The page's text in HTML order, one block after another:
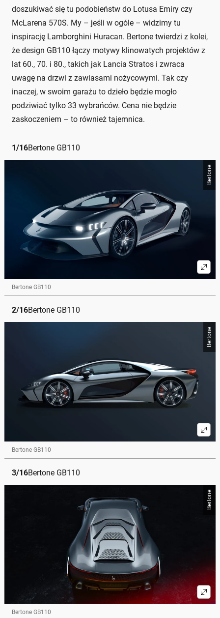
doszukiwać się tu podobieństw do Lotusa Emiry czy
McLarena 570S. My – jeśli w ogóle – widzimy tu
inspirację Lamborghini Huracan. Bertone twierdzi z kolei,
że design GB110 łączy motywy klinowatych projektów z
lat 60., 70. i 80., takich jak Lancia Stratos i zwraca
uwagę na drzwi z zawiasami nożycowymi. Tak czy
inaczej, w swoim garażu to dzieło będzie mogło
podziwiać tylko 33 wybrańców. Cena nie będzie
zaskoczeniem – to również tajemnica.
1/16Bertone GB110
Bertone
Bertone GB110
2/16Bertone GB110
Bertone
Bertone GB110
3/16Bertone GB110
Bertone
Bertone GB110